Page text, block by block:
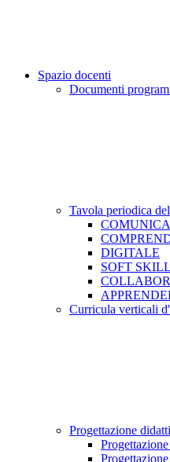
Spazio docenti
Documenti
Tavola periodica
DIGITALE
SOFT
Curricula verticali
Progettazione